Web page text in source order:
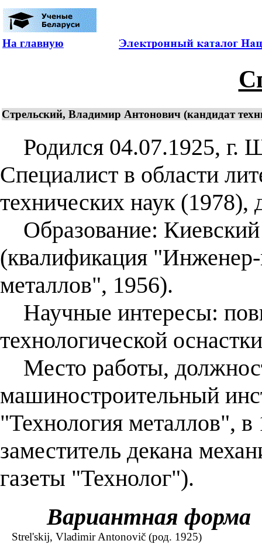
На главную
Стрельский, Владимир Антонович (кандидат
Родился 04.07.1925, г.
Специалист в области
технических наук (1978),
Образование: Киевский
(квалификация
металлов", 1956).
Научные интересы:
технологической
Место работы,
машиностроительный
"Технология металлов",
заместитель декана
газеты "Технолог").
Вариантная форма
Strel'skij, Vladimir Antonovič (род. 1925)